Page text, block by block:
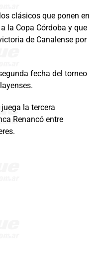
clásicos que ponen en
la Copa Córdoba y que
de Canalense por
fecha del torneo
la tercera
Renancó entre